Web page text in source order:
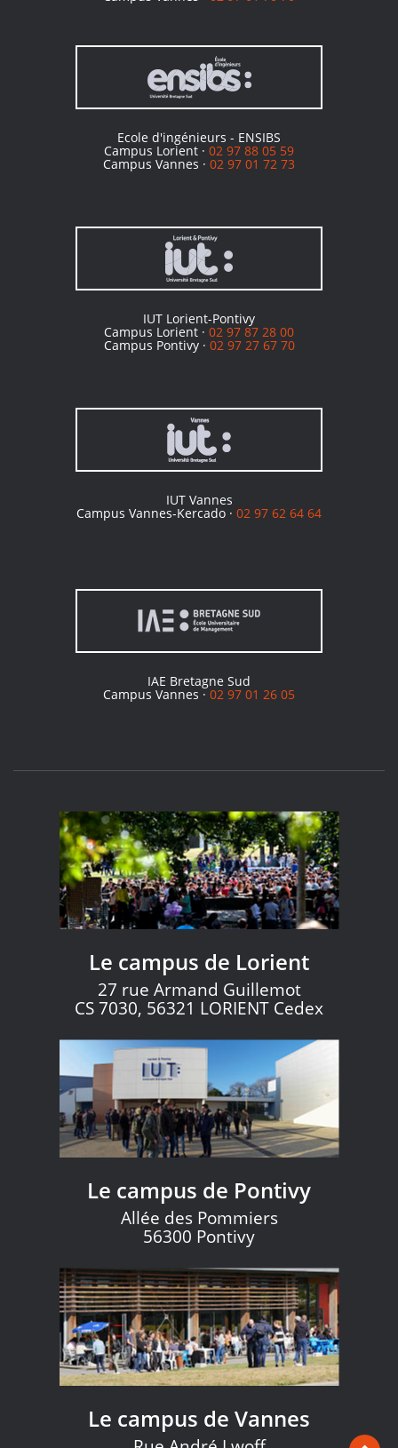
Ecole d'ingénieurs - ENSIBS
Campus Lorient · 02 97 88 05 59
Campus Vannes · 02 97 01 72 73
IUT Lorient-Pontivy
Campus Lorient · 02 97 87 28 00
Campus Pontivy · 02 97 27 67 70
IUT Vannes
Campus Vannes-Kercado · 02 97 62 64 64
IAE Bretagne Sud
Campus Vannes ·02 97 01 26 05
Le campus de Lorient
27 rue Armand Guillemot
CS 7030, 56321 LORIENT Cedex
Le campus de Pontivy
Allée des Pommiers
56300 Pontivy
Le campus de Vannes